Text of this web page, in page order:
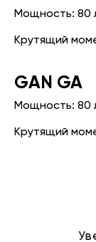
Мощность: 80
Крутящий
GАN GA
Мощность: 80
Крутящий